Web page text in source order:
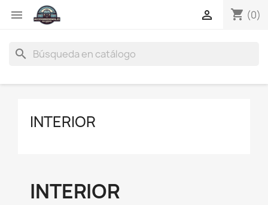
 shopping_cart (0)

search
INTERIOR
INTERIOR